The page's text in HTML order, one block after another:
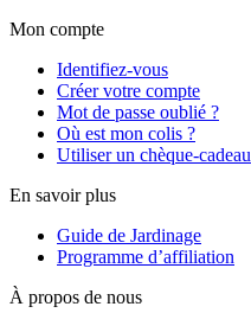
Mon compte
Identifiez-vous
Créer votre compte
Mot de passe oublié ?
Où est mon colis ?
Utiliser un chèque-cadeau
En savoir plus
Guide de Jardinage
Programme d’affiliation
À propos de nous